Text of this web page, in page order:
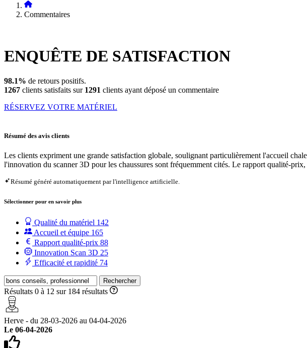
Commentaires
ENQUÊTE DE SATISFACTION
98.1% de retours positifs.
1267 clients satisfaits sur 1291 clients ayant déposé un commentaire
RÉSERVEZ VOTRE MATÉRIEL
Résumé des avis clients
Les clients expriment une grande satisfaction globale, soulignant particulièrement l'accueil
l'innovation du scanner 3D pour les chaussures sont fréquemment cités. Le rapport qualité-
Résumé généré automatiquement par l'intelligence artificielle.
Sélectionner pour en savoir plus
Qualité du matériel 142
Accueil et équipe 165
Rapport qualité-prix 88
Innovation Scan 3D 25
Efficacité et rapidité 74
Rechercher
Résultats 0 à 12 sur 184 résultats
Herve - du 28-03-2026 au 04-04-2026
Le 06-04-2026